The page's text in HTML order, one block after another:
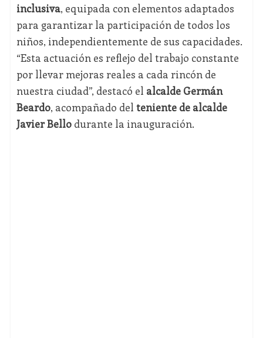
inclusiva, equipada con elementos adaptados
para garantizar la participación de todos los
niños, independientemente de sus capacidades.
“Esta actuación es reflejo del trabajo constante
por llevar mejoras reales a cada rincón de
nuestra ciudad”, destacó el alcalde Germán
Beardo, acompañado del teniente de alcalde
Javier Bellodurante la inauguración.